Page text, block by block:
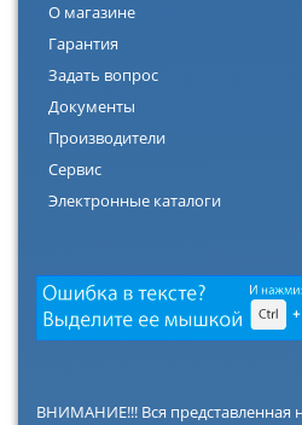
О магазине
Гарантия
Задать вопрос
Документы
Производители
Сервис
Электронные каталоги
ВНИМАНИЕ!!! Вся представленная